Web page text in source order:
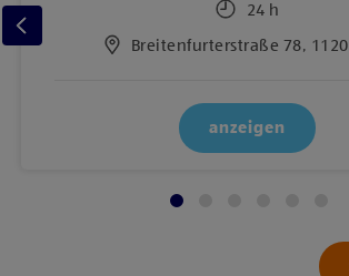
24 h
Breitenfurterstraße 78, 1120
anzeigen